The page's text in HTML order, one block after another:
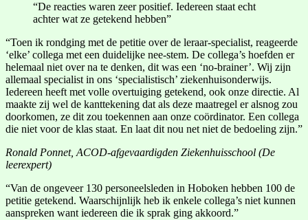
“De reacties waren zeer positief. Iedereen staat echt
achter wat ze getekend hebben”
“Toen ik rondging met de petitie over de leraar-specialist, reageerde
‘elke’ collega met een duidelijke nee-stem. De collega’s hoefden er
helemaal niet over na te denken, dit was een ‘no-brainer’. Wij zijn
allemaal specialist in ons ‘specialistisch’ ziekenhuisonderwijs.
Iedereen heeft met volle overtuiging getekend, ook onze directie. Al
maakte zij wel de kanttekening dat als deze maatregel er alsnog zou
doorkomen, ze dit zou toekennen aan onze coördinator. Een collega
die niet voor de klas staat. En laat dit nou net niet de bedoeling zijn.”
Ronald Ponnet, ACOD-afgevaardigden Ziekenhuisschool (De
leerexpert)
“Van de ongeveer 130 personeelsleden in Hoboken hebben 100 de
petitie getekend. Waarschijnlijk heb ik enkele collega’s niet kunnen
aanspreken want iedereen die ik sprak ging akkoord.”